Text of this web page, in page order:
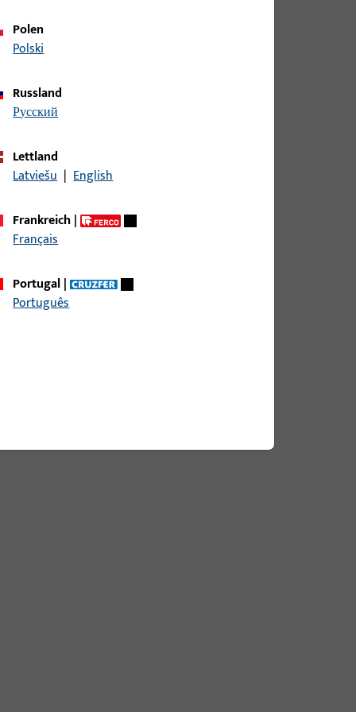
Polen
Polski
Russland
русский
Lettland
Latviešu | English
Frankreich|
Français
Portugal|
Português